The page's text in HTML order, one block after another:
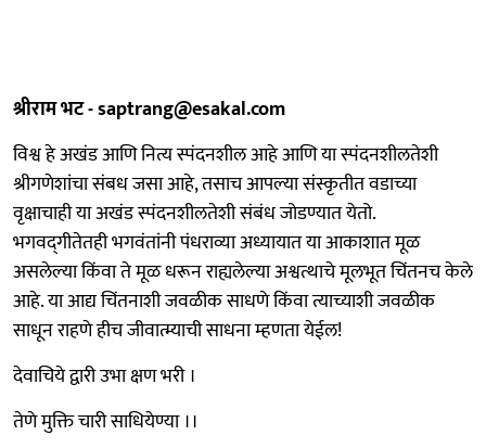
श्रीराम भट - saptrang@esakal.com
विश्व हे अखंड आणि नित्य स्पंदनशील आहे आणि या स्पंदनशीलतेशी
श्रीगणेशांचा संबध जसा आहे, तसाच आपल्या संस्कृतीत वडाच्या
वृक्षाचाही या अखंड स्पंदनशीलतेशी संबंध जोडण्यात येतो.
भगवद्‍गीतेतही भगवंतांनी पंधराव्या अध्यायात या आकाशात मूळ
असलेल्या किंवा ते मूळ धरून राह्यलेल्या अश्वत्थाचे मूलभूत चिंतनच केले
आहे. या आद्य चिंतनाशी जवळीक साधणे किंवा त्याच्याशी जवळीक
साधून राहणे हीच जीवात्म्याची साधना म्हणता येईल!
देवाचिये द्वारी उभा क्षण भरी ।
तेणे मुक्ति चारी साधियेण्या ।।